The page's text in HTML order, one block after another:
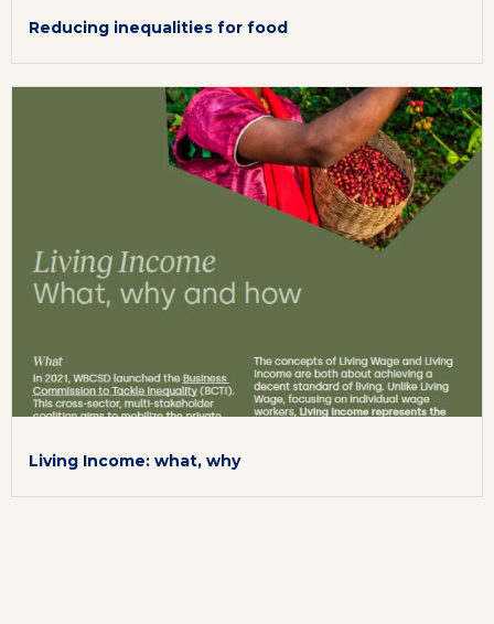
Reducing inequalities for food
Living Income: what, why